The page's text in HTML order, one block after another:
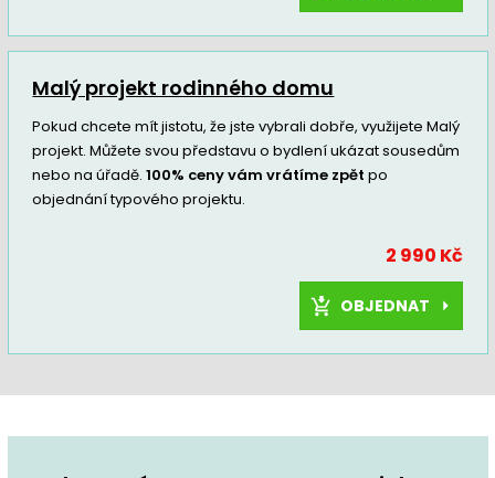
Malý projekt rodinného domu
Pokud chcete mít jistotu, že jste vybrali dobře, využijete Malý
projekt. Můžete svou představu o bydlení ukázat sousedům
nebo na úřadě.100% ceny vám vrátíme zpět po
objednání typového projektu.
2 990 Kč
OBJEDNAT